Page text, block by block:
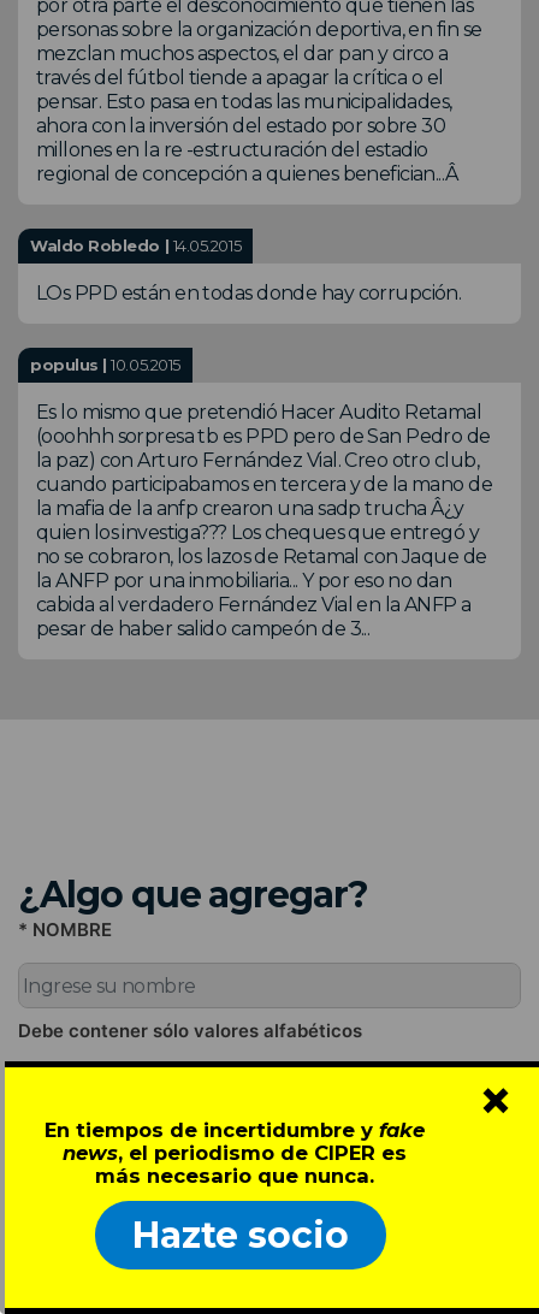
En tiempos de incertidumbre y fake
news, el periodismo de CIPER es
más necesario que nunca.
Hazte socio
×
por otra parte el desconocimiento que tienen las
personas sobre la organización deportiva, en fin se
mezclan muchos aspectos, el dar pan y circo a
través del fútbol tiende a apagar la crítica o el
pensar. Esto pasa en todas las municipalidades,
ahora con la inversión del estado por sobre 30
millones en la re -estructuración del estadio
regional de concepción a quienes benefician...Â
Waldo Robledo | 14.05.2015
LOs PPD están en todas donde hay corrupción.
populus |10.05.2015
Es lo mismo que pretendió Hacer Audito Retamal
(ooohhh sorpresa tb es PPD pero de San Pedro de
la paz) con Arturo Fernández Vial. Creo otro club,
cuando participabamos en tercera y de la mano de
la mafia de la anfp crearon una sadp trucha Â¿y
quien los investiga??? Los cheques que entregó y
no se cobraron, los lazos de Retamal con Jaque de
la ANFP por una inmobiliaria... Y por eso no dan
cabida al verdadero Fernández Vial en la ANFP a
pesar de haber salido campeón de 3...
¿Algo que agregar?
* NOMBRE
Debe contener sólo valores alfabéticos
Debe llenar este campo con un e-mail válido
* COMENTARIO